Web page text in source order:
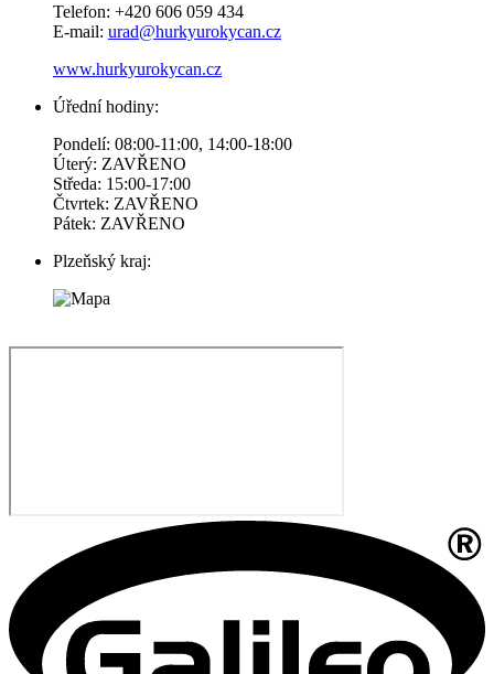
Telefon: +420 606 059 434
E-mail: urad@hurkyurokycan.cz
www.hurkyurokycan.cz
Úřední hodiny:
Pondelí: 08:00-11:00, 14:00-18:00
Úterý: ZAVŘENO
Středa: 15:00-17:00
Čtvrtek: ZAVŘENO
Pátek: ZAVŘENO
Plzeňský kraj: